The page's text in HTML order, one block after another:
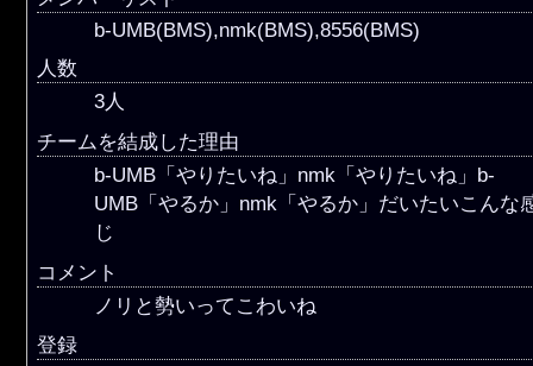
b-UMB(BMS),nmk(BMS),8556(BMS)
人数
3人
チームを結成した理由
b-UMB「やりたいね」nmk「やりたいね」b-
UMB「やるか」nmk「やるか」だいたいこんな
じ
コメント
ノリと勢いってこわいね
登録